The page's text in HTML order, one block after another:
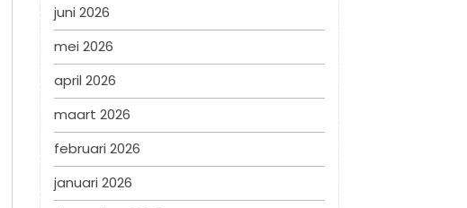
juni 2026
mei 2026
april 2026
maart 2026
februari 2026
januari 2026